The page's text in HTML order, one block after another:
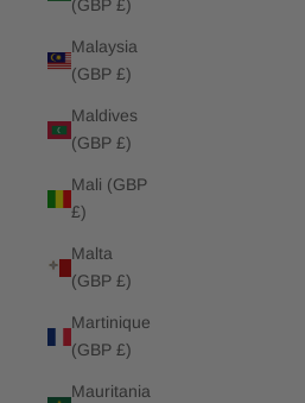
(GBP £)
Malaysia
(GBP £)
Maldives
(GBP £)
Mali (GBP
£)
Malta
(GBP £)
Martinique
(GBP £)
Mauritania